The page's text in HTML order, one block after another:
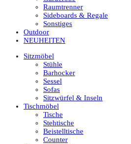
Raumtrenner
Sideboards & Regale
Sonstiges
Outdoor
NEUHEITEN
Sitzmöbel
Stühle
Barhocker
Sessel
Sofas
Sitzwürfel & Inseln
Tischmöbel
Tische
Stehtische
Beistelltische
Counter